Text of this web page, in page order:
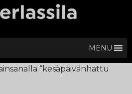
MENU
“kesäpäivänhattu